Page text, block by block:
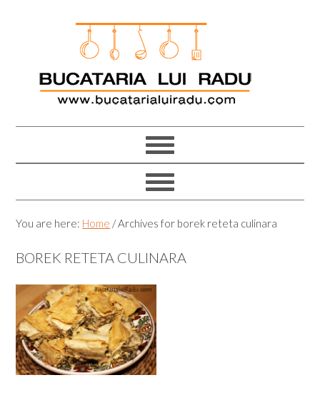
You are here: Home /Archives for borek reteta culinara
BOREK RETETA CULINARA